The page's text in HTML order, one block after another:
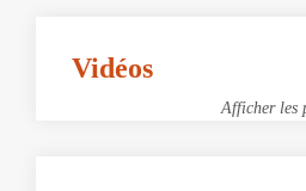
Vidéos
Afficher les